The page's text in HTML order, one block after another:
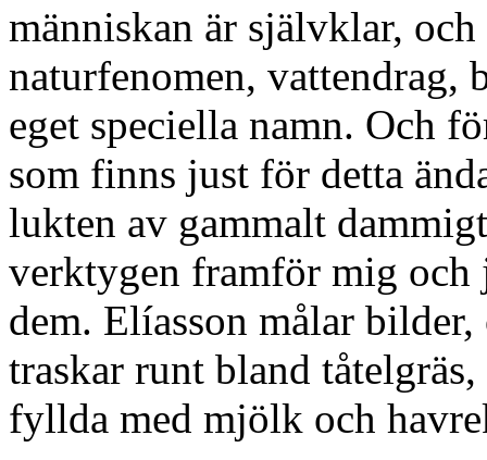
människan är självklar,
naturfenomen, vattendrag,
eget speciella namn. Och
som finns just för detta
lukten av gammalt
verktygen framför mig och
dem. Elíasson målar
traskar runt bland
fyllda med mjölk och